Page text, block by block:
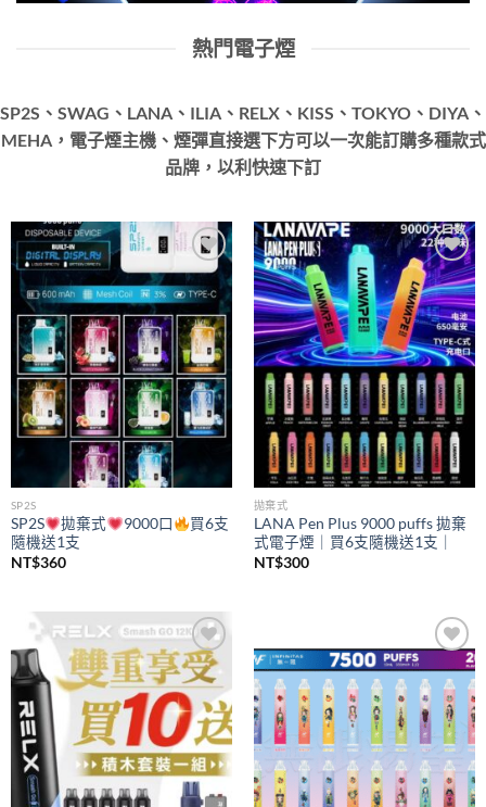
熱門電子煙
SP2S、SWAG、LANA、ILIA、RELX、KISS、TOKYO、DIYA、
MEHA，電子煙主機、煙彈直接選下方可以一次能訂購多種款式
品牌，以利快速下訂
Add to
wishlist
SP2S
SP2S 拋棄式 9000口
買6支
隨機送1支
NT$360
Add to
wishlist
拋棄式
LANA Pen Plus 9000 puffs 拋棄
式電子煙｜買6支隨機送1支｜
NT$300
Add to
wishlist
Add to
wishlist